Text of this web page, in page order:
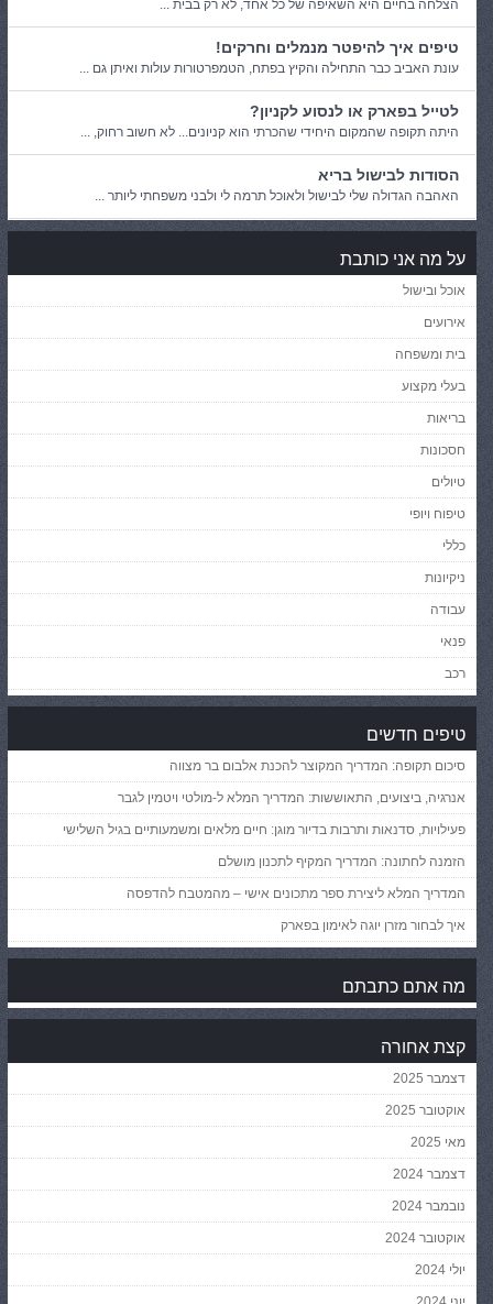
הצלחה בחיים היא השאיפה של כל אחד, לא רק בבית ...
טיפים איך להיפטר מנמלים וחרקים!
עונת האביב כבר התחילה והקיץ בפתח, הטמפרטורות עולות ואיתן גם ...
לטייל בפארק או לנסוע לקניון?
היתה תקופה שהמקום היחידי שהכרתי הוא קניונים... לא חשוב רחוק, ...
הסודות לבישול בריא
האהבה הגדולה שלי לבישול ולאוכל תרמה לי ולבני משפחתי ליותר ...
על מה אני כותבת
אוכל ובישול
אירועים
בית ומשפחה
בעלי מקצוע
בריאות
חסכונות
טיולים
טיפוח ויופי
כללי
ניקיונות
עבודה
פנאי
רכב
טיפים חדשים
סיכום תקופה: המדריך המקוצר להכנת אלבום בר מצווה
אנרגיה, ביצועים, התאוששות: המדריך המלא ל-מולטי ויטמין לגבר
פעילויות, סדנאות ותרבות בדיור מוגן: חיים מלאים ומשמעותיים בגיל השלישי
הזמנה לחתונה: המדריך המקיף לתכנון מושלם
המדריך המלא ליצירת ספר מתכונים אישי – מהמטבח להדפסה
איך לבחור מזרן יוגה לאימון בפארק
מה אתם כתבתם
קצת אחורה
דצמבר 2025
אוקטובר 2025
מאי 2025
דצמבר 2024
נובמבר 2024
אוקטובר 2024
יולי 2024